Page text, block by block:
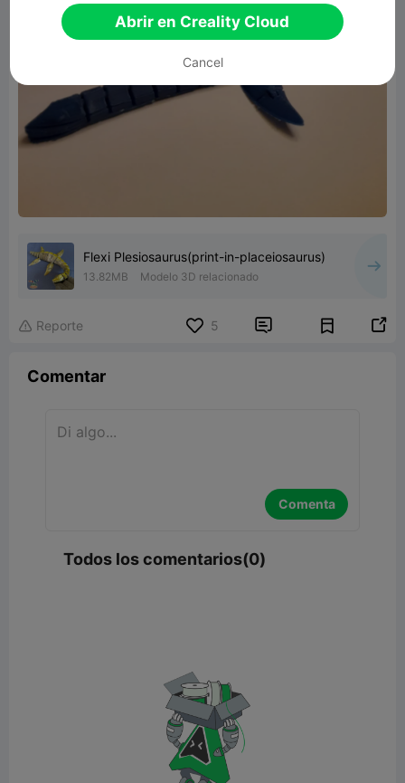
Flexi Plesiosaurus(print-in-placeiosaurus)
13.82MB Modelo 3D relacionado
 Reporte 5  
Comentar
Comenta
Todos los comentarios(0)
Abrir en Creality Cloud
Cancel